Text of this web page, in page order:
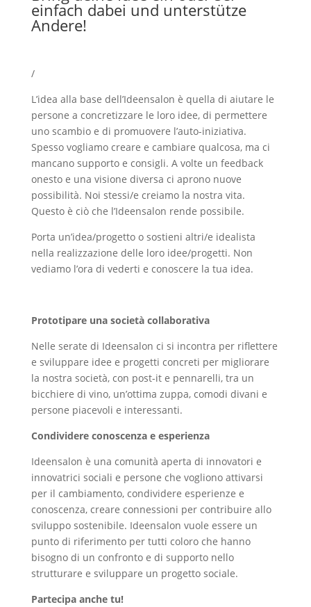
einfach dabei und unterstütze
Andere!
/
L’idea alla base dell’Ideensalon è quella di aiutare le
persone a concretizzare le loro idee, di permettere
uno scambio e di promuovere l’auto-iniziativa.
Spesso vogliamo creare e cambiare qualcosa, ma ci
mancano supporto e consigli. A volte un feedback
onesto e una visione diversa ci aprono nuove
possibilità. Noi stessi/e creiamo la nostra vita.
Questo è ciò che l’Ideensalon rende possibile.
Porta un’idea/progetto o sostieni altri/e idealista
nella realizzazione delle loro idee/progetti. Non
vediamo l’ora di vederti e conoscere la tua idea.
Prototipare una società collaborativa
Nelle serate di Ideensalon ci si incontra per riflettere
e sviluppare idee e progetti concreti per migliorare
la nostra società, con post-it e pennarelli, tra un
bicchiere di vino, un’ottima zuppa, comodi divani e
persone piacevoli e interessanti.
Condividere conoscenza e esperienza
Ideensalon è una comunità aperta di innovatori e
innovatrici sociali e persone che vogliono attivarsi
per il cambiamento, condividere esperienze e
conoscenza, creare connessioni per contribuire allo
sviluppo sostenibile. Ideensalon vuole essere un
punto di riferimento per tutti coloro che hanno
bisogno di un confronto e di supporto nello
strutturare e sviluppare un progetto sociale.
Partecipa anche tu!